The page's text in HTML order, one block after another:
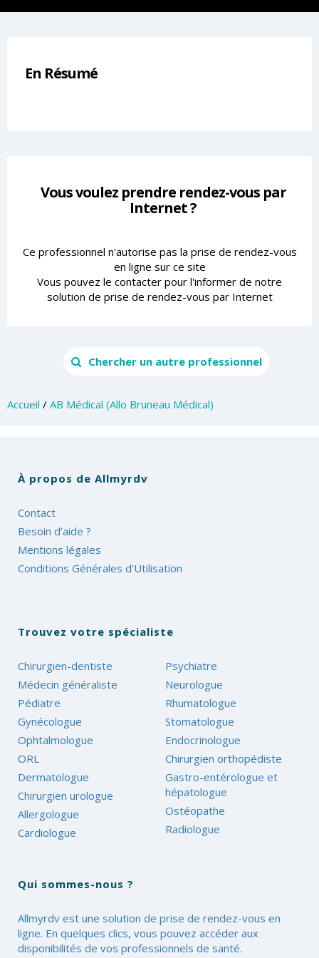
En Résumé
Vous voulez prendre rendez-vous par
Internet ?
Ce professionnel n'autorise pas la prise de rendez-vous
en ligne sur ce site
Vous pouvez le contacter pour l'informer de notre
solution de prise de rendez-vous par Internet
Chercher un autre professionnel
Accueil / AB Médical (Allo Bruneau Médical)
À propos de Allmyrdv
Contact
Besoin d’aide ?
Mentions légales
Conditions Générales d’Utilisation
Trouvez votre spécialiste
Chirurgien-dentiste
Médecin généraliste
Pédiatre
Gynécologue
Ophtalmologue
ORL
Dermatologue
Chirurgien urologue
Allergologue
Cardiologue
Psychiatre
Neurologue
Rhumatologue
Stomatologue
Endocrinologue
Chirurgien orthopédiste
Gastro-entérologue et
hépatologue
Ostéopathe
Radiologue
Qui sommes-nous ?
Allmyrdv est une solution de prise de rendez-vous en
ligne. En quelques clics, vous pouvez accéder aux
disponibilités de vos professionnels de santé.